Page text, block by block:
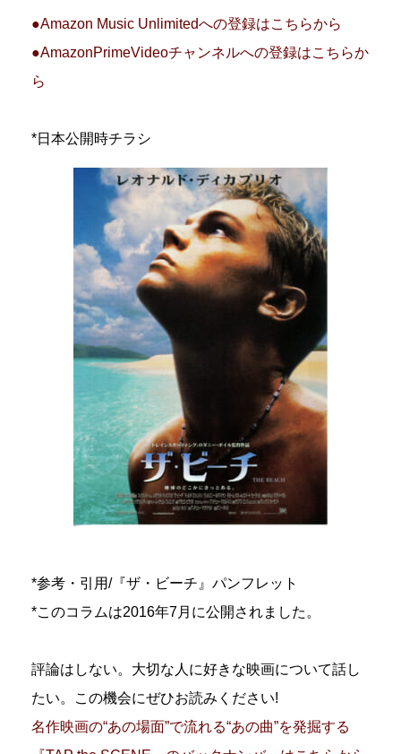
●Amazon Music Unlimitedへの登録はこちらから
●AmazonPrimeVideoチャンネルへの登録はこちらか
ら
*日本公開時チラシ
*参考・引用/『ザ・ビーチ』パンフレット
*このコラムは2016年7月に公開されました。
評論はしない。大切な人に好きな映画について話し
たい。この機会にぜひお読みください!
名作映画の“あの場面”で流れる“あの曲”を発掘する